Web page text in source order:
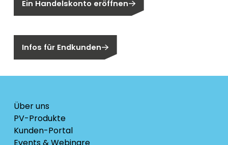
Ein Handelskonto eröffnen
Infos für Endkunden
Über uns
PV-Produkte
Kunden-Portal